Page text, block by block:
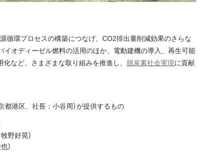
循環プロセスの構築につなげ、CO2排出量削減効果のさらな
オディーゼル燃料の活用のほか、電動建機の導入、再生可能
など、さまざまな取り組みを推進し、 脱炭素社会実現に貢献
港区、社長：小谷周）が提供するもの
野好晃）
）